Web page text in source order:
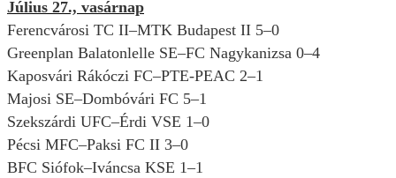
Július 27., vasárnap
Ferencvárosi TC II–MTK Budapest II 5–0
Greenplan Balatonlelle SE–FC Nagykanizsa 0–4
Kaposvári Rákóczi FC–PTE-PEAC 2–1
Majosi SE–Dombóvári FC 5–1
Szekszárdi UFC–Érdi VSE 1–0
Pécsi MFC–Paksi FC II 3–0
BFC Siófok–Iváncsa KSE 1–1